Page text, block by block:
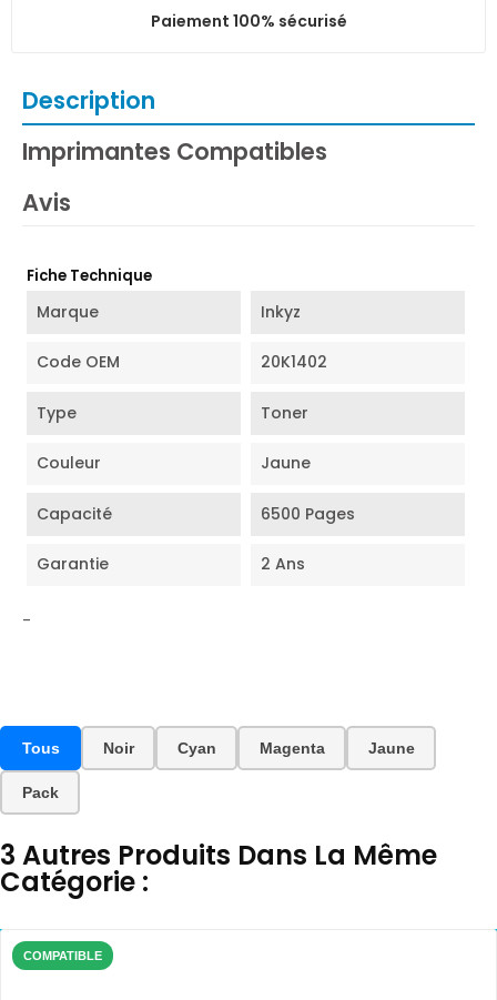
Paiement 100% sécurisé
Description
Imprimantes Compatibles
Avis
Fiche Technique
Marque Inkyz
Code OEM 20K1402
Type Toner
Couleur Jaune
Capacité 6500 Pages
Garantie 2 Ans
-
Tous Noir Cyan Magenta Jaune
Pack
3 Autres Produits Dans La Même
Catégorie :
COMPATIBLE